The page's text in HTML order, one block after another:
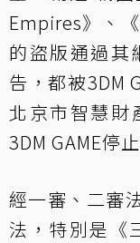
Empires》、
的盜版通過其
告，都被3DM
北京市智慧財
3DM GAME停
經一審、二審
法，特別是《